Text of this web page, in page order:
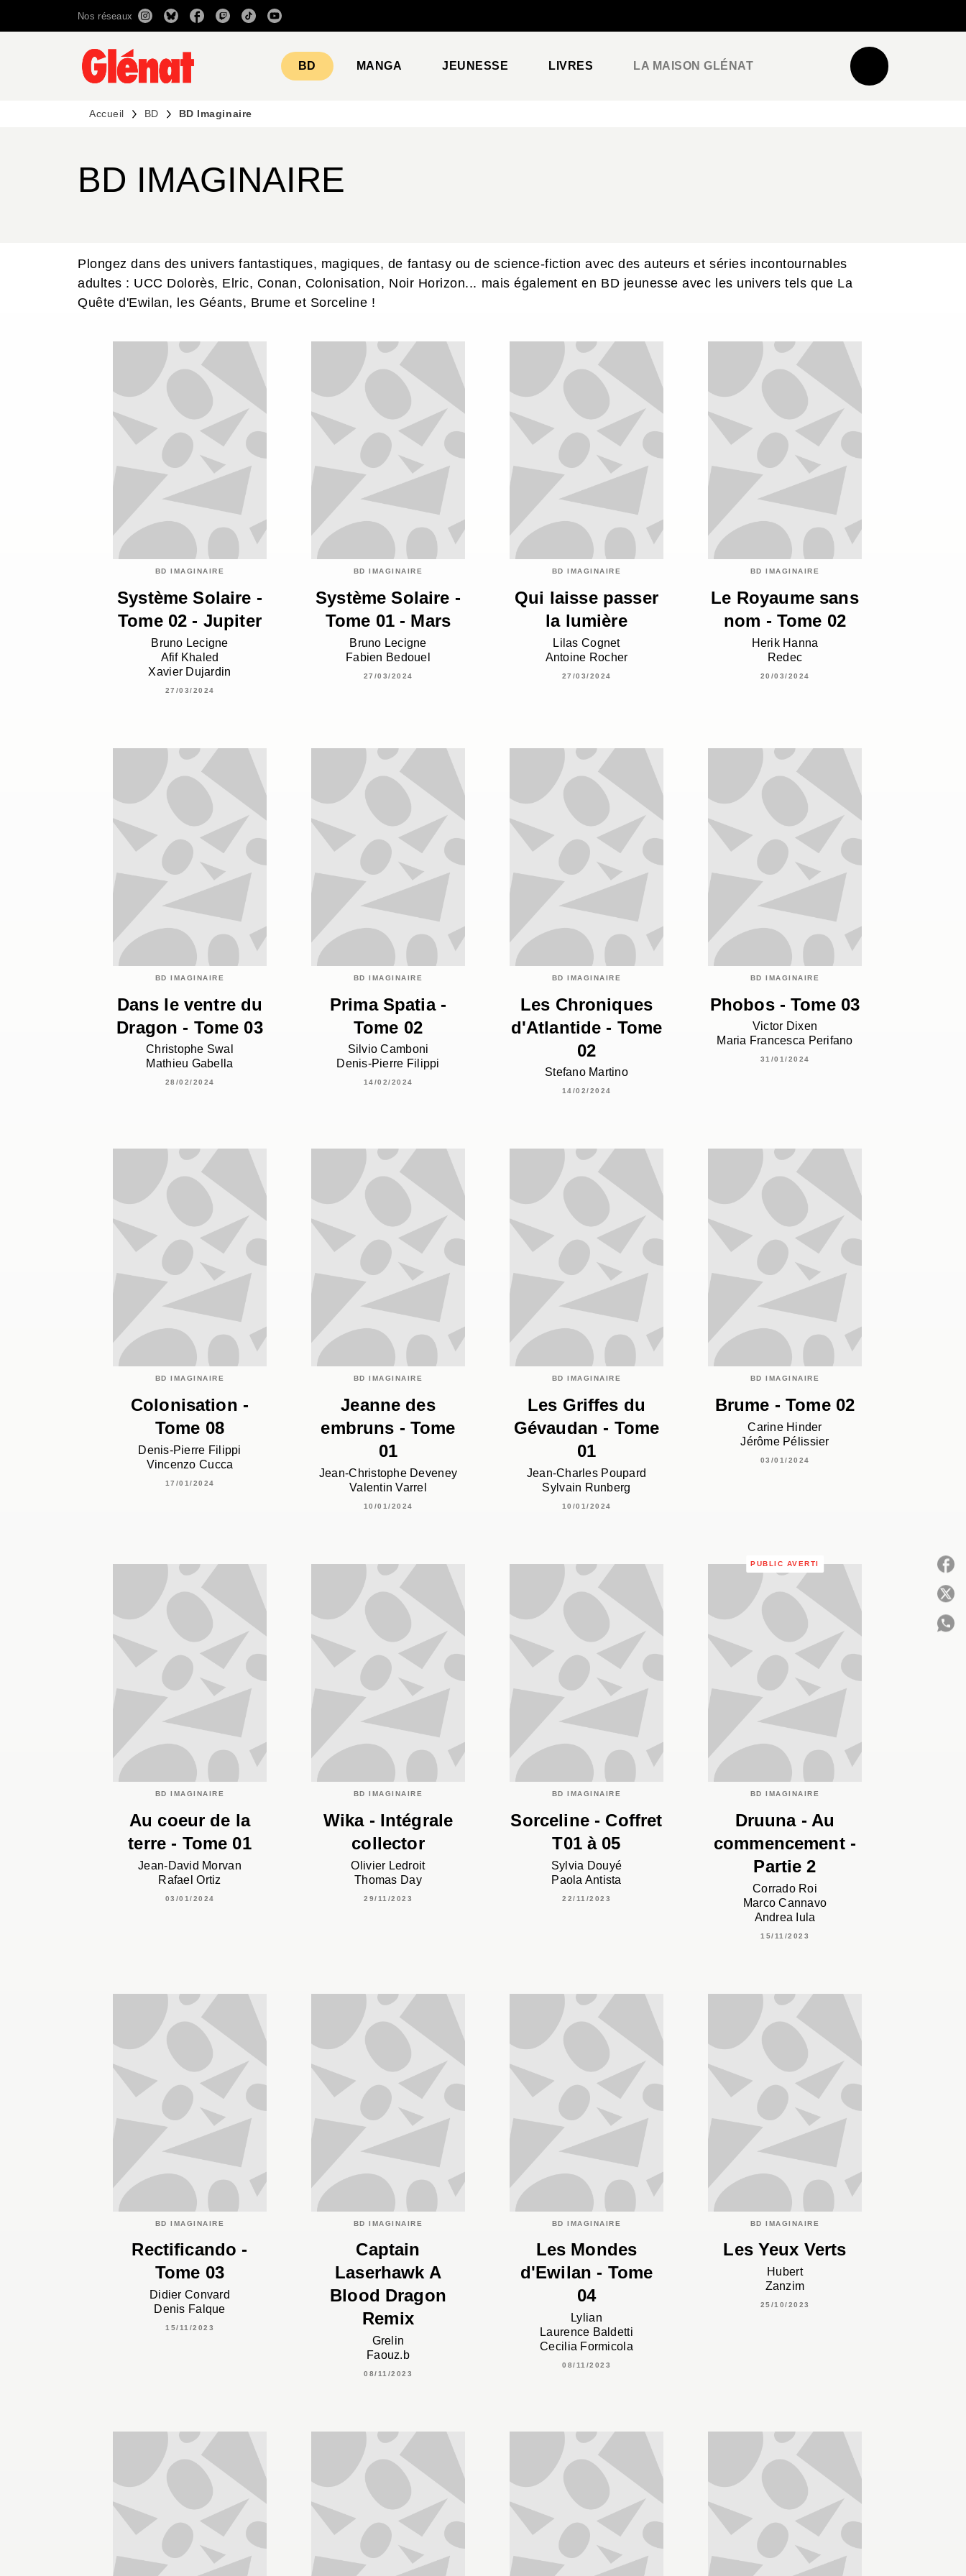
RECHERCHE CONTENU
Nos réseaux
BD MANGA JEUNESSE LIVRES LA MAISON GLÉNAT
Accueil BD BD Imaginaire
BD IMAGINAIRE
Plongez dans des univers fantastiques, magiques, de fantasy ou de science-fiction avec des auteurs et séries incontournables
adultes : UCC Dolorès, Elric, Conan, Colonisation, Noir Horizon... mais également en BD jeunesse avec les univers tels que La
Quête d'Ewilan, les Géants, Brume et Sorceline !
BD IMAGINAIRE
Système Solaire -
Tome 02 - Jupiter
Bruno Lecigne
Afif Khaled
Xavier Dujardin
27/03/2024
BD IMAGINAIRE
Système Solaire -
Tome 01 - Mars
Bruno Lecigne
Fabien Bedouel
27/03/2024
BD IMAGINAIRE
Qui laisse passer
la lumière
Lilas Cognet
Antoine Rocher
27/03/2024
BD IMAGINAIRE
Le Royaume sans
nom - Tome 02
Herik Hanna
Redec
20/03/2024
BD IMAGINAIRE
Dans le ventre du
Dragon - Tome 03
Christophe Swal
Mathieu Gabella
28/02/2024
BD IMAGINAIRE
Prima Spatia -
Tome 02
Silvio Camboni
Denis-Pierre Filippi
14/02/2024
BD IMAGINAIRE
Les Chroniques
d'Atlantide - Tome
02
Stefano Martino
14/02/2024
BD IMAGINAIRE
Phobos - Tome 03
Victor Dixen
Maria Francesca Perifano
31/01/2024
BD IMAGINAIRE
Colonisation -
Tome 08
Denis-Pierre Filippi
Vincenzo Cucca
17/01/2024
BD IMAGINAIRE
Jeanne des
embruns - Tome
01
Jean-Christophe Deveney
Valentin Varrel
10/01/2024
BD IMAGINAIRE
Les Griffes du
Gévaudan - Tome
01
Jean-Charles Poupard
Sylvain Runberg
10/01/2024
BD IMAGINAIRE
Brume - Tome 02
Carine Hinder
Jérôme Pélissier
03/01/2024
BD IMAGINAIRE
Au coeur de la
terre - Tome 01
Jean-David Morvan
Rafael Ortiz
03/01/2024
BD IMAGINAIRE
Wika - Intégrale
collector
Olivier Ledroit
Thomas Day
29/11/2023
BD IMAGINAIRE
Sorceline - Coffret
T01 à 05
Sylvia Douyé
Paola Antista
22/11/2023
PUBLIC AVERTI
BD IMAGINAIRE
Druuna - Au
commencement -
Partie 2
Corrado Roi
Marco Cannavo
Andrea Iula
15/11/2023
BD IMAGINAIRE
Rectificando -
Tome 03
Didier Convard
Denis Falque
15/11/2023
BD IMAGINAIRE
Captain
Laserhawk A
Blood Dragon
Remix
Grelin
Faouz.b
08/11/2023
BD IMAGINAIRE
Les Mondes
d'Ewilan - Tome
04
Lylian
Laurence Baldetti
Cecilia Formicola
08/11/2023
BD IMAGINAIRE
Les Yeux Verts
Hubert
Zanzim
25/10/2023